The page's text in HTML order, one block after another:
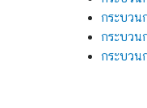
กระบวน
กระบวน
กระบวน